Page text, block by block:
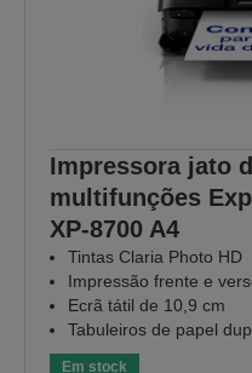
Impressora jato
multifunções
XP‑8700 A4
Tintas Claria Photo HD
Impressão frente e
Ecrã tátil de 10,9 cm
Tabuleiros de papel
Em stock